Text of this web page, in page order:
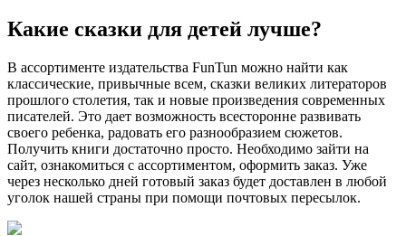
Какие сказки для детей лучше?
В ассортименте издательства FunTun можно найти как
классические, привычные всем, сказки великих литераторов
прошлого столетия, так и новые произведения современных
писателей. Это дает возможность всесторонне развивать
своего ребенка, радовать его разнообразием сюжетов.
Получить книги достаточно просто. Необходимо зайти на
сайт, ознакомиться с ассортиментом, оформить заказ. Уже
через несколько дней готовый заказ будет доставлен в любой
уголок нашей страны при помощи почтовых пересылок.